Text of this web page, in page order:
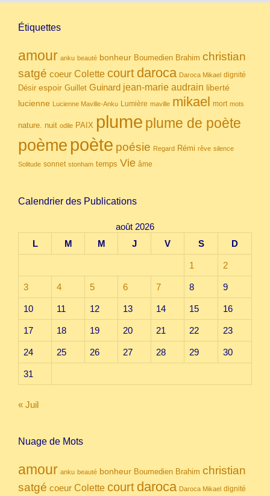
Étiquettes
amour anku beauté bonheur Boumedien Brahim christian
satgé coeur Colette court daroca Daroca Mikael dignité
Désir espoir Guillet Guinard jean-marie audrain liberté
lucienne Lucienne Maville-Anku Lumière maville mikael mort mots
nature. nuit odile PAIX plume plume de poète
poème poète poésie Regard Rémi rêve silence
Solitude sonnet stonham temps Vie âme
Calendrier des Publications
août 2026
L
M M J V S D
1 2
3 4 5 6 7 8 9
10 11 12 13 14 15 16
17 18 19 20 21 22 23
24 25 26 27 28 29 30
31
« Juil
Nuage de Mots
amour anku beauté bonheur Boumedien Brahim christian
satgé coeur Colette court daroca Daroca Mikael dignité